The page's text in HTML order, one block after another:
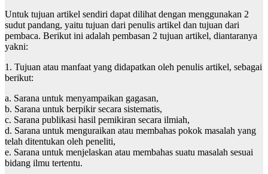
Untuk tujuan artikel sendiri dapat dilihat dengan menggunakan 2
sudut pandang, yaitu tujuan dari penulis artikel dan tujuan dari
pembaca. Berikut ini adalah pembasan 2 tujuan artikel, diantaranya
yakni:
1. Tujuan atau manfaat yang didapatkan oleh penulis artikel, sebagai
berikut:
a. Sarana untuk menyampaikan gagasan,
b. Sarana untuk berpikir secara sistematis,
c. Sarana publikasi hasil pemikiran secara ilmiah,
d. Sarana untuk menguraikan atau membahas pokok masalah yang
telah ditentukan oleh peneliti,
e. Sarana untuk menjelaskan atau membahas suatu masalah sesuai
bidang ilmu tertentu.